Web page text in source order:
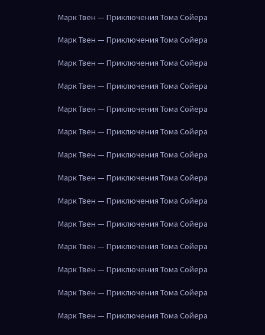
Марк Твен — Приключения Тома Сойера
Марк Твен — Приключения Тома Сойера
Марк Твен — Приключения Тома Сойера
Марк Твен — Приключения Тома Сойера
Марк Твен — Приключения Тома Сойера
Марк Твен — Приключения Тома Сойера
Марк Твен — Приключения Тома Сойера
Марк Твен — Приключения Тома Сойера
Марк Твен — Приключения Тома Сойера
Марк Твен — Приключения Тома Сойера
Марк Твен — Приключения Тома Сойера
Марк Твен — Приключения Тома Сойера
Марк Твен — Приключения Тома Сойера
Марк Твен — Приключения Тома Сойера